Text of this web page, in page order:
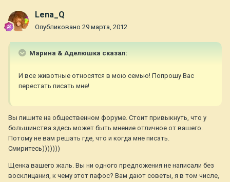
Lena_Q
Опубликовано 29 марта, 2012
Марина & Аделюшка сказал:
И все животные относятся в мою семью! Попрошу Вас
перестать писать мне!
Вы пишите на общественном форуме. Стоит привыкнуть, что у
большинства здесь может быть мнение отличное от вашего.
Потому не вам решать где, что и когда мне писать.
Смиритесь)))))))
Щенка вашего жаль. Вы ни одного предложения не написали без
восклицания, к чему этот пафос? Вам дают советы, я в том числе,